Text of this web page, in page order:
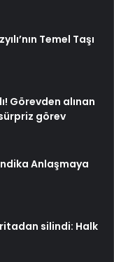
Temel Taşı
Görevden alınan
görev
Anlaşmaya
silindi: Halk